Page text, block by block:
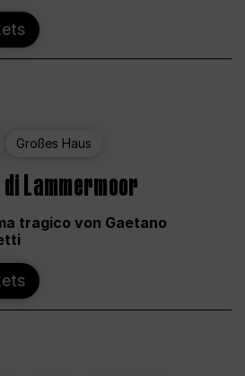
Großes Haus
Lammermoor
tragico von Gaetano